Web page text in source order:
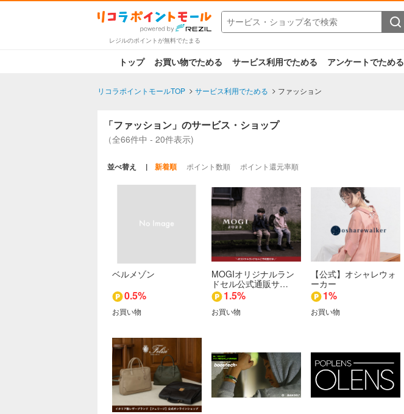
レジルのポイントが無料でたまる
トップ お買い物でためる サービス利用でためる アンケートでためる
リコラポイントモールTOP サービス利用でためる ファッション
「ファッション」のサービス・ショップ
（全66件中 - 20件表示)
並べ替え 新着順 ポイント数順 ポイント還元率順
ベルメゾン
0.5%
お買い物
MOGIオリジナルラン
ドセル公式通販サ…
1.5%
お買い物
【公式】オシャレウォ
ーカー
1%
お買い物